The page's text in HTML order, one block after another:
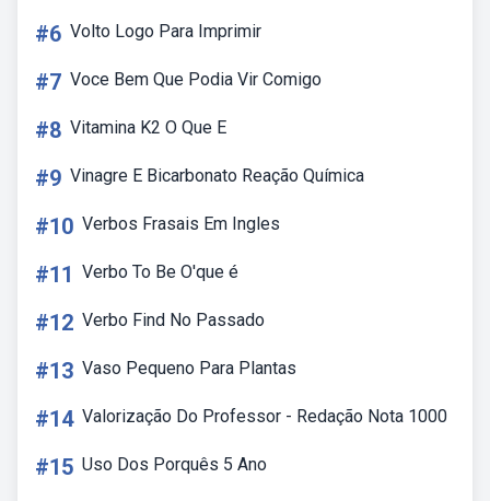
#6 Volto Logo Para Imprimir
#7 Voce Bem Que Podia Vir Comigo
#8 Vitamina K2 O Que E
#9 Vinagre E Bicarbonato Reação Química
#10 Verbos Frasais Em Ingles
#11 Verbo To Be O'que é
#12 Verbo Find No Passado
#13 Vaso Pequeno Para Plantas
#14 Valorização Do Professor - Redação Nota 1000
#15 Uso Dos Porquês 5 Ano